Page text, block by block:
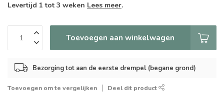
Levertijd 1 tot 3 weken Lees meer.
Toevoegen aan winkelwagen
Bezorging tot aan de eerste drempel (begane grond)
Toevoegen om te vergelijken Deel dit product